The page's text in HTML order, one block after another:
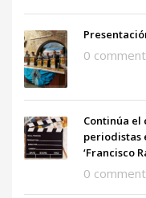
0
Continúa el
periodistas
‘Francisco
0